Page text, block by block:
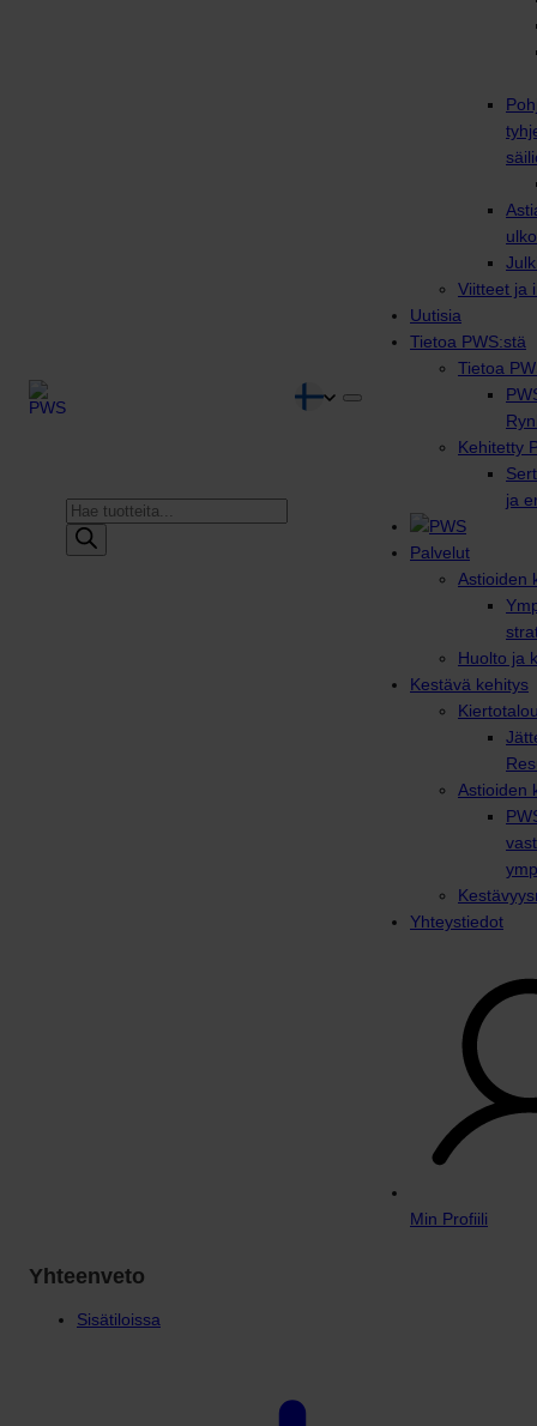
Products
search
Viitteet ja
Uutisia
Tietoa PWS:stä
Tietoa
Kehitetty
ja
Palvelut
Astioiden
Huolto ja
Kestävä kehitys
Astioiden
Yhteystiedot
Min Profiili
Yhteenveto
Sisätiloissa